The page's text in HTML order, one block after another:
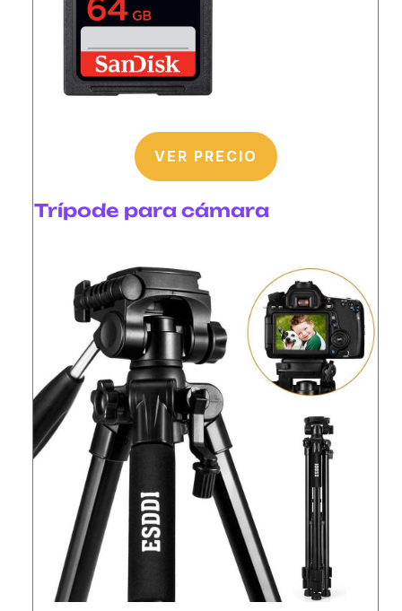
VER PRECIO
Trípode para cámara